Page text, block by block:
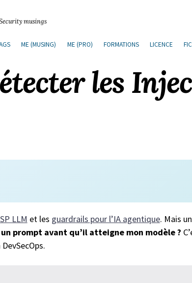
Security musings
ME (MUSING) ME (PRO) FORMATIONS LICENCE
les
LLM et les guardrails pour l’IA agentique. Mais
prompt avant qu’il atteigne mon modèle ?